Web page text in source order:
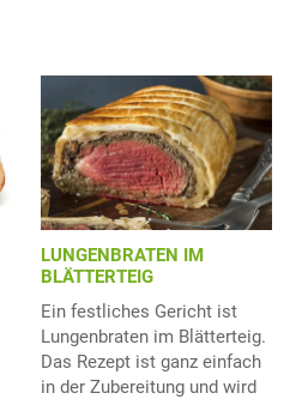
LUNGENBRATEN IM
BLÄTTERTEIG
Ein festliches Gericht ist
Lungenbraten im Blätterteig.
Das Rezept ist ganz einfach
in der Zubereitung und wird